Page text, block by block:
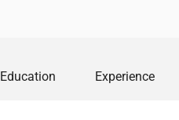
Education Experience